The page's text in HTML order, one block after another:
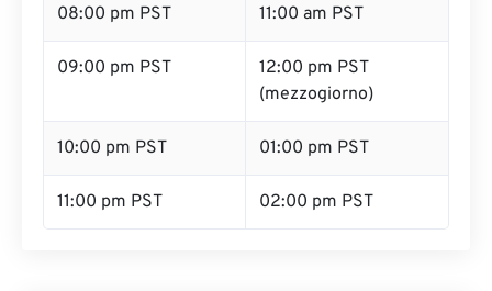
08:00 pm PST 11:00 am PST
09:00 pm PST
12:00 pm PST
(mezzogiorno)
10:00 pm PST 01:00 pm PST
11:00 pm PST 02:00 pm PST